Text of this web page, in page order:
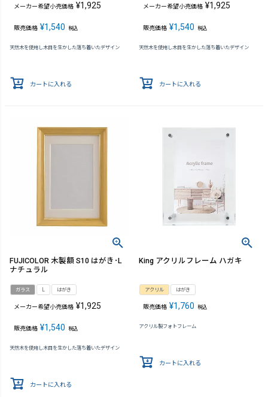
メーカー希望小売価格 ¥1,925
販売価格 ¥1,540 税込
天然木を使用し木目を生かした落ち着いたデザイン
カートに入れる
メーカー希望小売価格 ¥1,925
販売価格 ¥1,540 税込
天然木を使用し木目を生かした落ち着いたデザイン
カートに入れる
FUJICOLOR 木製額 S10 はがき･L
ナチュラル
ガラス L はがき
メーカー希望小売価格 ¥1,925
販売価格 ¥1,540 税込
天然木を使用し木目を生かした落ち着いたデザイン
カートに入れる
King アクリルフレーム ハガキ
アクリル はがき
販売価格 ¥1,760 税込
アクリル製フォトフレーム
カートに入れる